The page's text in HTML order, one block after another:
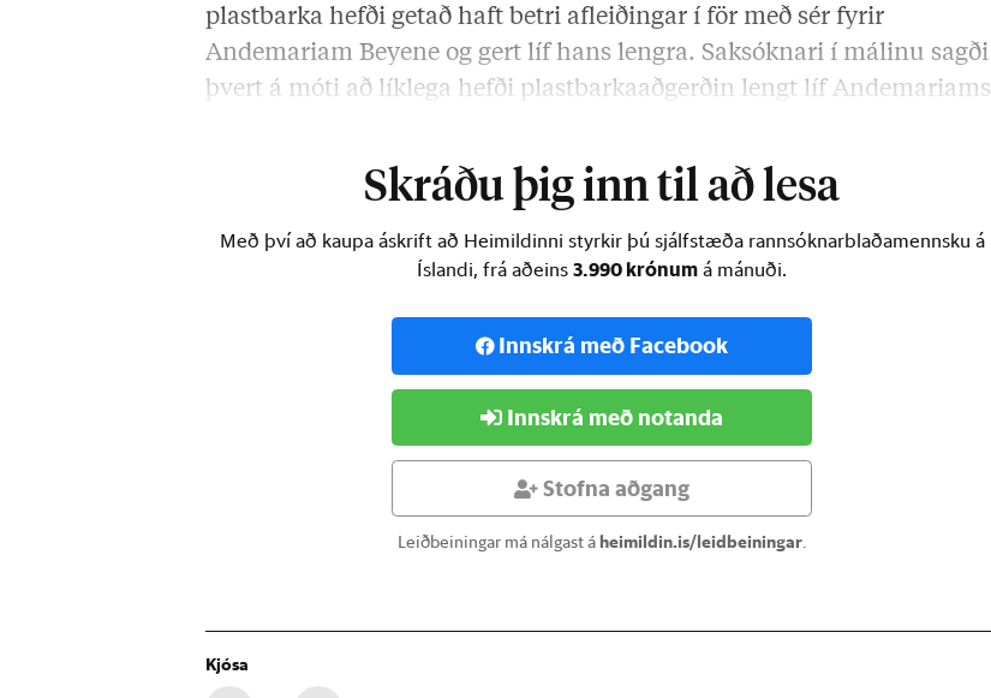
plastbarka hefði getað haft betri afleiðingar í för með sér fyrir
Andemariam Beyene og gert líf hans lengra. Saksóknari í málinu sagði
þvert á móti að líklega hefði plastbarkaaðgerðin lengt líf Andemariams
Skráðu þig inn til að lesa
Með því að kaupa áskrift að Heimildinni styrkir þú sjálfstæða rannsóknarblaðamennsku á
Íslandi, frá aðeins3.990 krónum á mánuði.
Innskrá með Facebook
Innskrá með notanda
Stofna aðgang
Leiðbeiningar má nálgast áheimildin.is/leidbeiningar.
Kjósa